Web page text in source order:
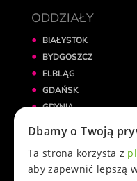
ODDZIAŁY
BIAŁYSTOK
BYDGOSZCZ
ELBLĄG
GDAŃSK
GDYNIA
GRUDZIĄDZ
INOWROCŁAW
KATOWICE
Dbamy o Twoją
Ta strona korzysta z
aby zapewnić lepszą